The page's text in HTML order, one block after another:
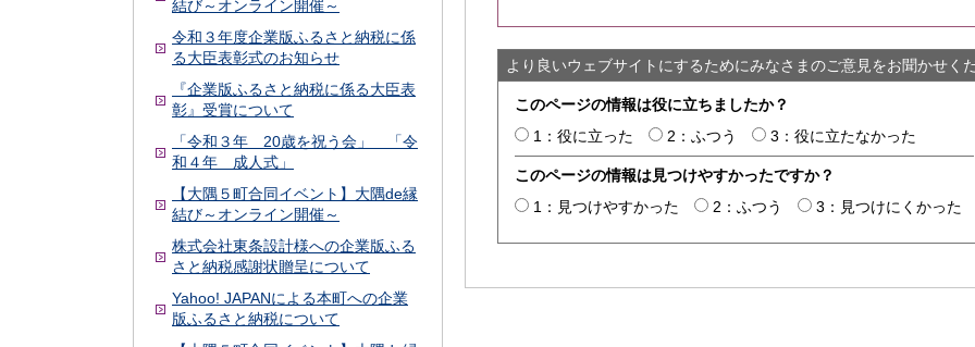
結び～オンライン開催～
令和３年度企業版ふるさと納税に係
る大臣表彰式のお知らせ
『企業版ふるさと納税に係る大臣表
彰』受賞について
「令和３年 20歳を祝う会」 「令
和４年 成人式」
【大隅５町合同イベント】大隅de縁
結び～オンライン開催～
株式会社東条設計様への企業版ふる
さと納税感謝状贈呈について
Yahoo! JAPANによる本町への企業
版ふるさと納税について
より良いウェブサイトにするためにみなさまのご意見をお聞かせく
このページの情報は役に立ちましたか？
1：役に立った
2：ふつう 3：役に立たなかった
このページの情報は見つけやすかったですか？
1：見つけやすかった
2：ふつう 3：見つけにくかった